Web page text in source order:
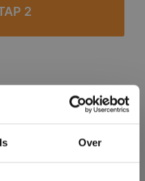
Over
op Trustpilot
offerte
maakt